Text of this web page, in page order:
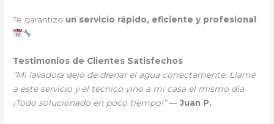
Te garantizo un servicio rápido, eficiente y profesional
Testimonios de Clientes Satisfechos
“Mi lavadora dejó de drenar el agua correctamente. Llamé
a este servicio y el técnico vino a mi casa el mismo día.
¡Todo solucionado en poco tiempo!”—Juan P.